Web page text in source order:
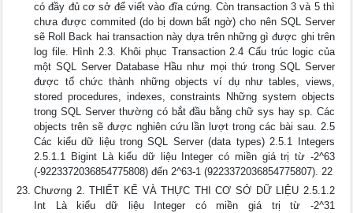
có đầy đủ cơ sở để viết vào đĩa cứng. Còn transaction 3 và 5 thì
chưa được commited (do bị down bất ngờ) cho nên SQL Server
sẽ Roll Back hai transaction này dựa trên những gì được ghi trên
log file. Hình 2.3. Khôi phục Transaction 2.4 Cấu trúc logic của
một SQL Server Database Hầu như mọi thứ trong SQL Server
được tổ chức thành những objects ví dụ như tables, views,
stored procedures, indexes, constraints Những system objects
trong SQL Server thường có bắt đầu bằng chữ sys hay sp. Các
objects trên sẽ được nghiên cứu lần lượt trong các bài sau. 2.5
Các kiểu dữ liệu trong SQL Server (data types) 2.5.1 Integers
2.5.1.1 Bigint Là kiểu dữ liệu Integer có miền giá trị từ -2^63
(-9223372036854775808) đến 2^63-1 (9223372036854775807). 22
Chương 2. THIẾT KẾ VÀ THỰC THI CƠ SỞ DỮ LIỆU 2.5.1.2
Int Là kiểu dữ liệu Integer có miền giá trị từ -2^31